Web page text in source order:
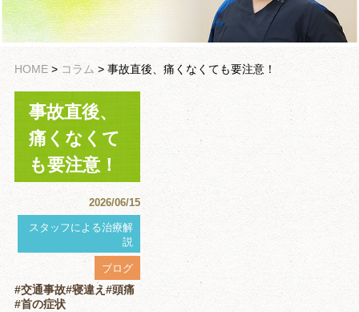
HOME> コラム > 事故直後、痛くなくても要注意！
事故直後、
痛くなくて
も要注意！
2026/06/15
スタッフによる治療解
説
ブログ
#交通事故#寝違え #頭痛
#首の症状